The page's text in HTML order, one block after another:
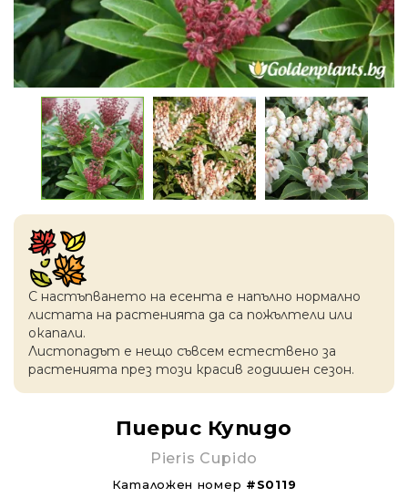
С настъпването на есентa е напълно нормално
листата на растенията да са пожълтели или
окапaли.
Листопадът е нещо съвсем естествено за
растенията през този красив годишен сезон.
Пиерис Купидо
Pieris Cupido
Каталожен номер #S0119